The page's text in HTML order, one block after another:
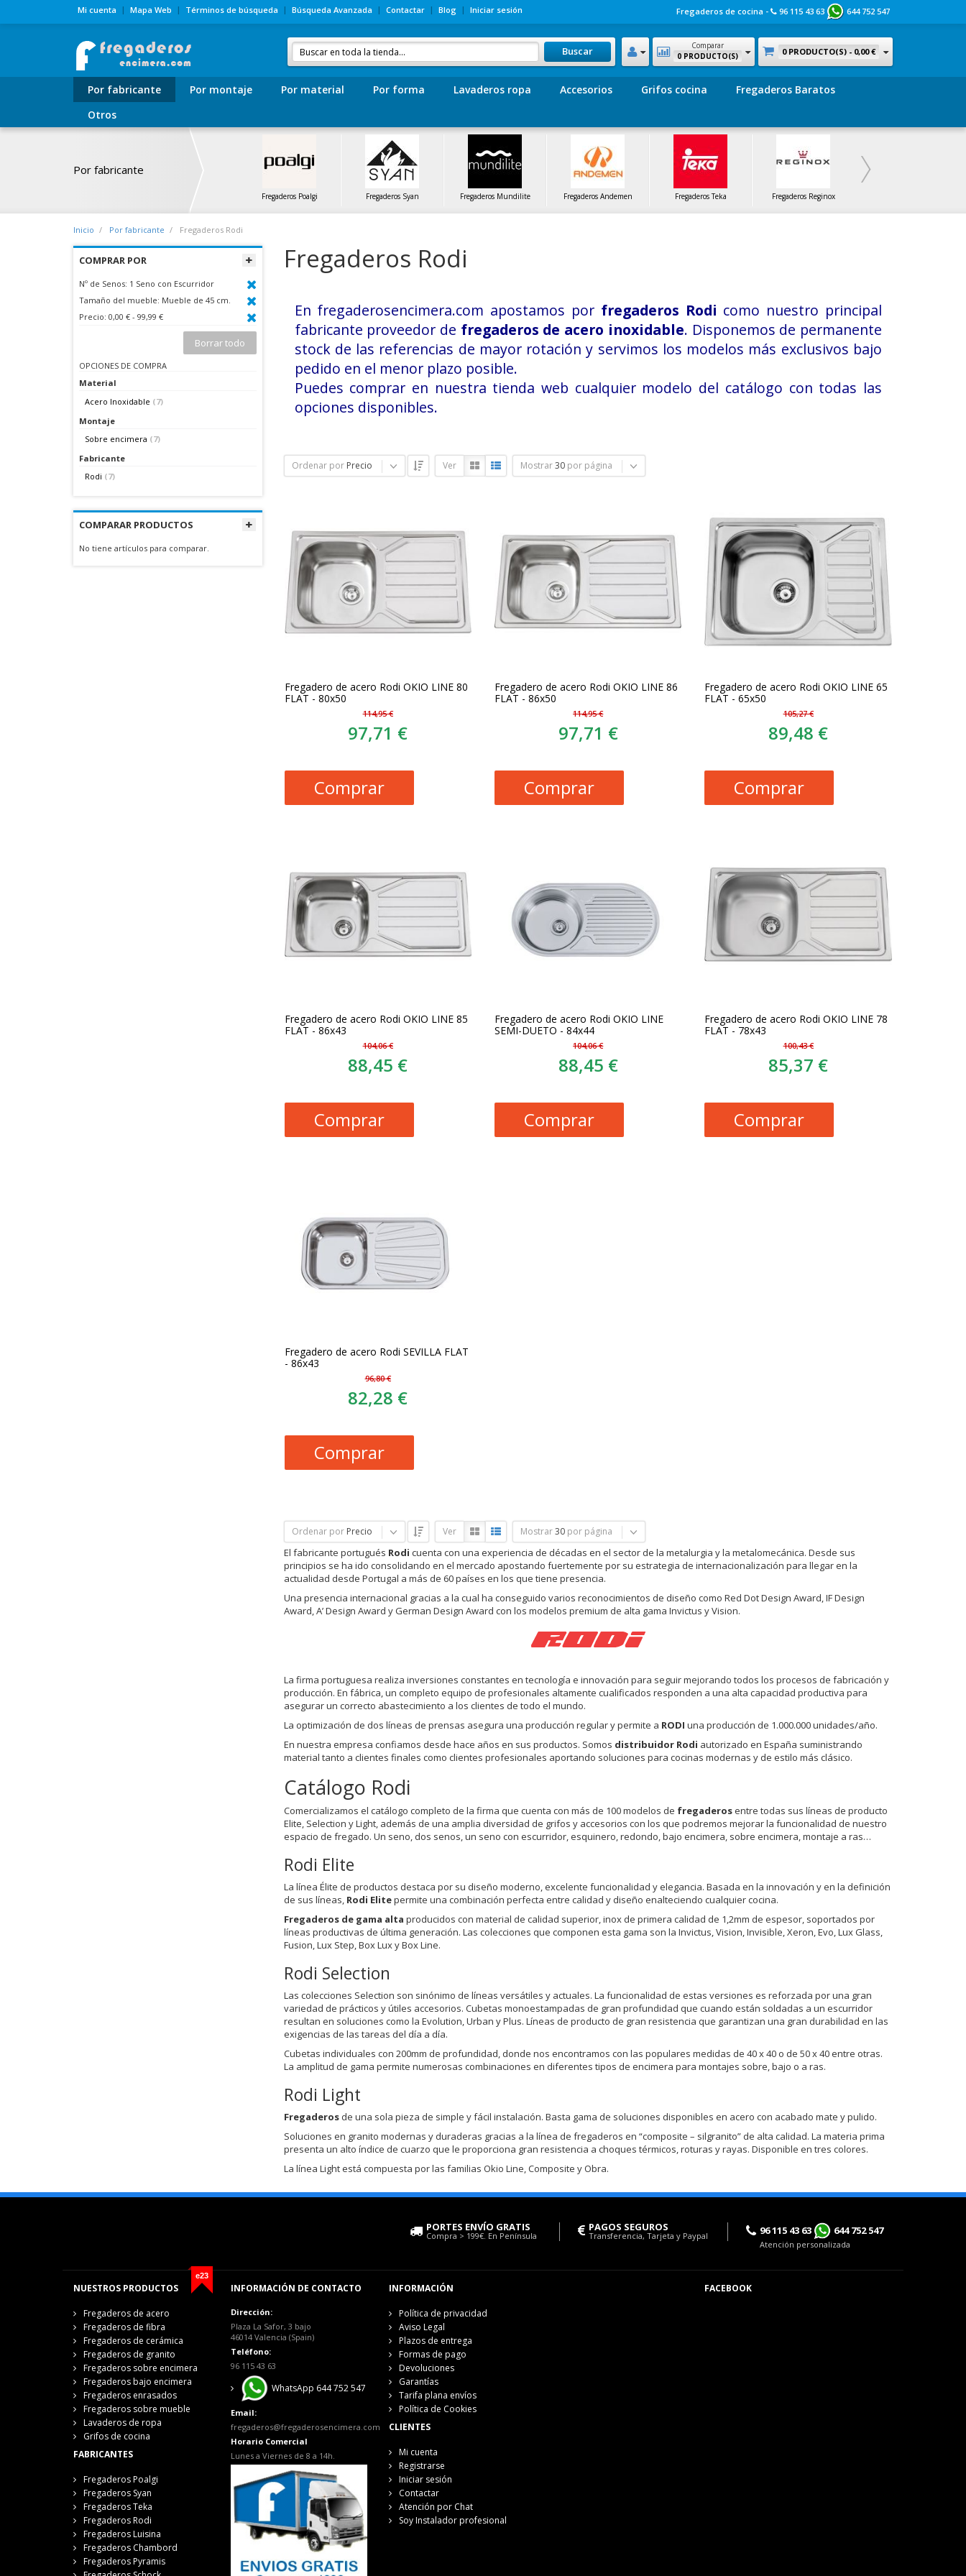
Mi cuenta Mapa Web Términos de búsqueda Búsqueda Avanzada Contactar Blog Iniciar sesión Fregaderos de cocina - 96 115 43 63 644 752 547
0 PRODUCTO(S) - 0,00 €
Comparar
0 PRODUCTO(S)
Buscar
Por fabricante Por montaje Por material Por forma Lavaderos ropa Accesorios Grifos cocina
Fregaderos Baratos
Otros
Por fabricante
Fregaderos Poalgi Fregaderos Syan Fregaderos Mundilite Fregaderos Andemen Fregaderos Teka Fregaderos Reginox
Inicio Por fabricante Fregaderos Rodi
COMPRAR POR
Nº de Senos: 1 Seno con Escurridor
Tamaño del mueble: Mueble de 45 cm.
Precio: 0,00 € - 99,99 €
Borrar todo
OPCIONES DE COMPRA
Material
Acero Inoxidable (7)
Montaje
Sobre encimera (7)
Fabricante
Rodi (7)
COMPARAR PRODUCTOS
No tiene artículos para comparar.
Fregaderos Rodi
En fregaderosencimera.com apostamos por fregaderos Rodi como nuestro principal
fabricante proveedor de fregaderos de acero inoxidable. Disponemos de permanente
stock de las referencias de mayor rotación y servimos los modelos más exclusivos bajo
pedido en el menor plazo posible.
Puedes comprar en nuestra tienda web cualquier modelo del catálogo con todas las
opciones disponibles.
Ordenar por Precio Ver Mostrar 30 por página
Fregadero de acero Rodi OKIO LINE 80
FLAT - 80x50
114,95 €
97,71 €
Comprar
Fregadero de acero Rodi OKIO LINE 86
FLAT - 86x50
114,95 €
97,71 €
Comprar
Fregadero de acero Rodi OKIO LINE 65
FLAT - 65x50
105,27 €
89,48 €
Comprar
Fregadero de acero Rodi OKIO LINE 85
FLAT - 86x43
104,06 €
88,45 €
Comprar
Fregadero de acero Rodi OKIO LINE
SEMI-DUETO - 84x44
104,06 €
88,45 €
Comprar
Fregadero de acero Rodi OKIO LINE 78
FLAT - 78x43
100,43 €
85,37 €
Comprar
Fregadero de acero Rodi SEVILLA FLAT
- 86x43
96,80 €
82,28 €
Comprar
Ordenar por Precio Ver Mostrar 30 por página
El fabricante portugués Rodi cuenta con una experiencia de décadas en el sector de la metalurgia y la metalomecánica. Desde sus
principios se ha ido consolidando en el mercado apostando fuertemente por su estrategia de internacionalización para llegar en la
actualidad desde Portugal a más de 60 países en los que tiene presencia.
Una presencia internacional gracias a la cual ha conseguido varios reconocimientos de diseño como Red Dot Design Award, IF Design
Award, A’ Design Award y German Design Award con los modelos premium de alta gama Invictus y Vision.
La firma portuguesa realiza inversiones constantes en tecnología e innovación para seguir mejorando todos los procesos de fabricación y
producción. En fábrica, un completo equipo de profesionales altamente cualificados responden a una alta capacidad productiva para
asegurar un correcto abastecimiento a los clientes de todo el mundo.
La optimización de dos líneas de prensas asegura una producción regular y permite a RODI una producción de 1.000.000 unidades/año.
En nuestra empresa confiamos desde hace años en sus productos. Somos distribuidor Rodi autorizado en España suministrando
material tanto a clientes finales como clientes profesionales aportando soluciones para cocinas modernas y de estilo más clásico.
Catálogo Rodi
Comercializamos el catálogo completo de la firma que cuenta con más de 100 modelos de fregaderosentre todas sus líneas de producto
Elite, Selection y Light, además de una amplia diversidad de grifos y accesorios con los que podremos mejorar la funcionalidad de nuestro
espacio de fregado. Un seno, dos senos, un seno con escurridor, esquinero, redondo, bajo encimera, sobre encimera, montaje a ras…
Rodi Elite
La línea Élite de productos destaca por su diseño moderno, excelente funcionalidad y elegancia. Basada en la innovación y en la definición
de sus líneas, Rodi Elitepermite una combinación perfecta entre calidad y diseño enalteciendo cualquier cocina.
Fregaderos de gama alta producidos con material de calidad superior, inox de primera calidad de 1,2mm de espesor, soportados por
líneas productivas de última generación. Las colecciones que componen esta gama son la Invictus, Vision, Invisible, Xeron, Evo, Lux Glass,
Fusion, Lux Step, Box Lux y Box Line.
Rodi Selection
Las colecciones Selection son sinónimo de líneas versátiles y actuales. La funcionalidad de estas versiones es reforzada por una gran
variedad de prácticos y útiles accesorios. Cubetas monoestampadas de gran profundidad que cuando están soldadas a un escurridor
resultan en soluciones como la Evolution, Urban y Plus. Líneas de producto de gran resistencia que garantizan una gran durabilidad en las
exigencias de las tareas del día a día.
Cubetas individuales con 200mm de profundidad, donde nos encontramos con las populares medidas de 40 x 40 o de 50 x 40 entre otras.
La amplitud de gama permite numerosas combinaciones en diferentes tipos de encimera para montajes sobre, bajo o a ras.
Rodi Light
Fregaderosde una sola pieza de simple y fácil instalación. Basta gama de soluciones disponibles en acero con acabado mate y pulido.
Soluciones en granito modernas y duraderas gracias a la línea de fregaderos en “composite – silgranito” de alta calidad. La materia prima
presenta un alto índice de cuarzo que le proporciona gran resistencia a choques térmicos, roturas y rayas. Disponible en tres colores.
La línea Light está compuesta por las familias Okio Line, Composite y Obra.
PORTES ENVÍO GRATIS
Compra > 199€. En Península
PAGOS SEGUROS
Transferencia, Tarjeta y Paypal 96 115 43 63 644 752 547
Atención personalizada
e23
NUESTROS PRODUCTOS
Fregaderos de acero
Fregaderos de fibra
Fregaderos de cerámica
Fregaderos de granito
Fregaderos sobre encimera
Fregaderos bajo encimera
Fregaderos enrasados
Fregaderos sobre mueble
Lavaderos de ropa
Grifos de cocina
FABRICANTES
Fregaderos Poalgi
Fregaderos Syan
Fregaderos Teka
Fregaderos Rodi
Fregaderos Luisina
Fregaderos Chambord
Fregaderos Pyramis
INFORMACIÓN DE CONTACTO
Dirección:
Plaza La Safor, 3 bajo
46014 Valencia (Spain)
Teléfono:
96 115 43 63
WhatsApp 644 752 547
Email:
fregaderos@fregaderosencimera.com
Horario Comercial
Lunes a Viernes de 8 a 14h.
INFORMACIÓN
Política de privacidad
Aviso Legal
Plazos de entrega
Formas de pago
Devoluciones
Garantías
Tarifa plana envíos
Política de Cookies
CLIENTES
Mi cuenta
Registrarse
Iniciar sesión
Contactar
Atención por Chat
Soy Instalador profesional
FACEBOOK